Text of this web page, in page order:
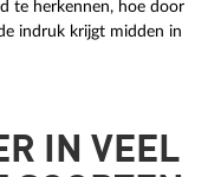
te herkennen, hoe door
indruk krijgt midden in
IN VEEL